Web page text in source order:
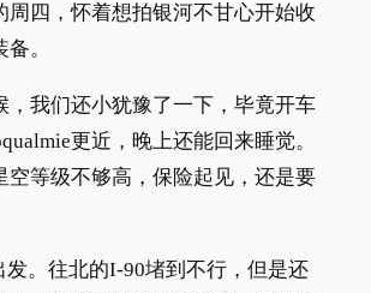
周四，怀着想拍银河不甘心开始收
。
，我们还小犹豫了一下，毕竟开车
更近，晚上还能回来睡觉。
空等级不够高，保险起见，还是要
发。往北的I-90堵到不行，但是还